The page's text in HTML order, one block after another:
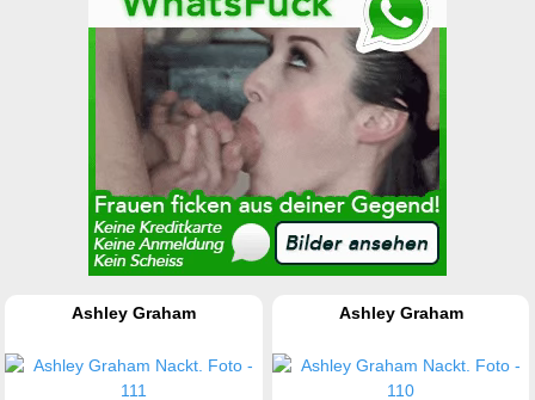
Ashley Graham Ashley Graham